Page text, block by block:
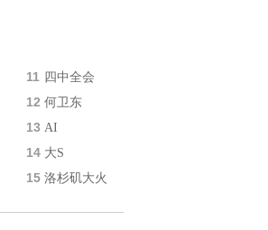
11 四中全会
12 何卫东
13 AI
14 大S
15 洛杉矶大火